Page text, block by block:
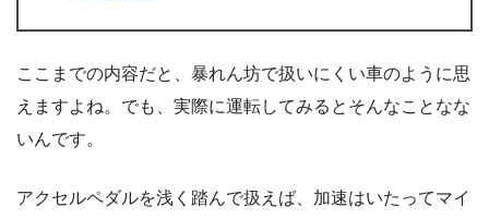
ここまでの内容だと、暴れん坊で扱いにくい車のように思
えますよね。でも、実際に運転してみるとそんなことなな
いんです。
アクセルペダルを浅く踏んで扱えば、加速はいたってマイ